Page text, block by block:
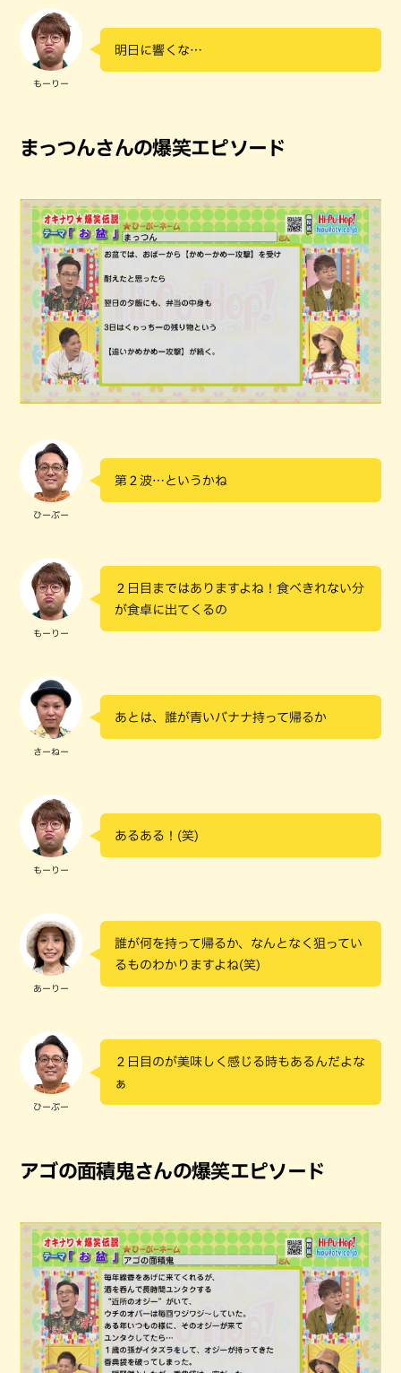
もーりー
明日に響くな…
まっつんさんの爆笑エピソード
ひーぷー
第２波…というかね
もーりー
２日目まではありますよね！食べきれない分
が食卓に出てくるの
さーねー
あとは、誰が青いバナナ持って帰るか
もーりー
あるある！(笑)
あーりー
誰が何を持って帰るか、なんとなく狙ってい
るものわかりますよね(笑)
ひーぷー
２日目のが美味しく感じる時もあるんだよな
ぁ
アゴの面積鬼さんの爆笑エピソード